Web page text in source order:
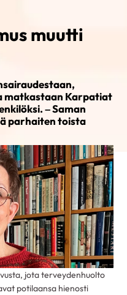
muutti
matkastaan Karpatiat
– Saman
parhaiten toista
jota terveydenhuolto
potilaansa hienosti